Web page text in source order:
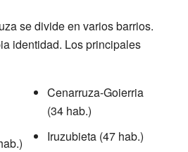
se divide en varios barrios.
identidad. Los principales
Cenarruza-Goierria
(34 hab.)
Iruzubieta (47 hab.)